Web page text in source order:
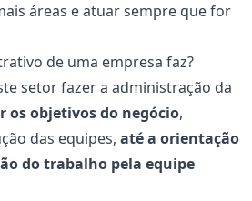
áreas e atuar sempre que for
de uma empresa faz?
setor fazer a administração da
os objetivos do negócio,
das equipes, até a orientação
do trabalho pela equipe